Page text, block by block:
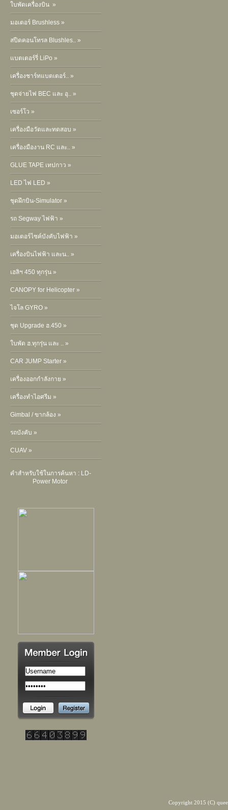
ใบพัดเครื่องบิน »
มอเตอร์ Brushless »
สปีดคอนโทรล Blushles.. »
แบตเตอร์รี่ LiPo »
เครื่องชาร์ทแบตเตอร์.. »
ชุดจ่ายไฟ BEC และ อุ.. »
เซอร์โว »
เครื่องมือวัดและทดสอบ »
เครื่องมืองาน RC และ.. »
GLUE TAPE เทปกาว »
LED ไฟ LED »
ชุดฝึกบิน-Simulator »
รถ Segway ไฟฟ้า »
มอเตอร์ไซค์บังคับไฟฟ้า »
เครื่องบินไฟฟ้า และน.. »
เฮลิฯ 450 ทุกรุ่น »
CANOPY for Helicopter »
ไจโล GYRO »
ชุด Upgrade ฮ.450 »
ใบพัด ฮ.ทุกรุ่น และ .. »
CAR JUMP Starter »
เครื่องออกกำลังกาย »
เครื่องทำไอศรีม »
Gimbal / ขากล้อง »
รถบังคับ »
CUAV »
คำสำหรับใช้ในการค้นหา : LD-
Power Motor
Copyright 2015 (C)